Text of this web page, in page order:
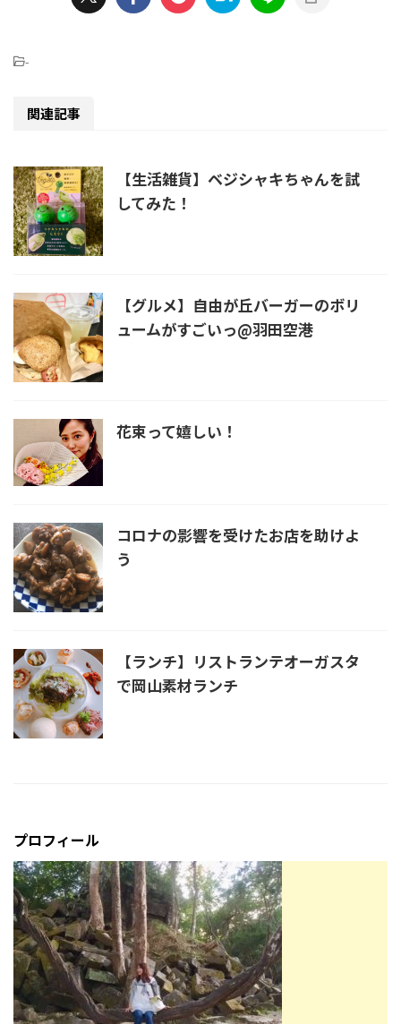
-
関連記事
【生活雑貨】ベジシャキちゃんを試
してみた！
【グルメ】自由が丘バーガーのボリ
ュームがすごいっ@羽田空港
花束って嬉しい！
コロナの影響を受けたお店を助けよ
う
【ランチ】リストランテオーガスタ
で岡山素材ランチ
プロフィール